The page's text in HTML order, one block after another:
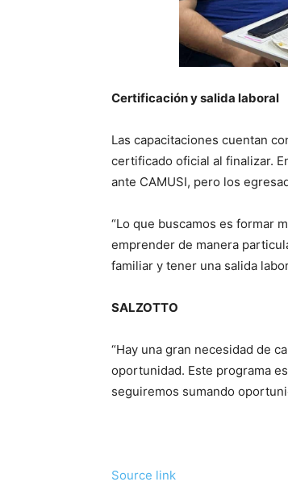
Certificación y salida laboral
Las capacitaciones cuentan
certificado oficial al finalizar.
ante CAMUSI, pero los
“Lo que buscamos es formar
emprender de manera
familiar y tener una salida
SALZOTTO
“Hay una gran necesidad de
oportunidad. Este programa
seguiremos sumando
Source link